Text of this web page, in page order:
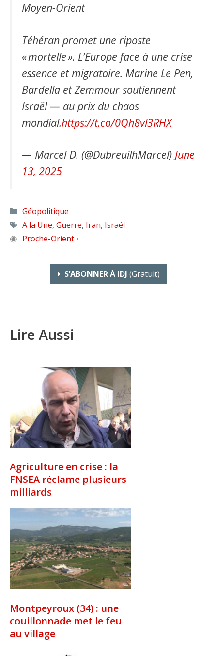
Moyen-Orient
Téhéran promet une riposte
« mortelle ». L’Europe face à une crise
essence et migratoire. Marine Le Pen,
Bardella et Zemmour soutiennent
Israël — au prix du chaos
mondial.https://t.co/0Qh8vl3RHX
— Marcel D. (@DubreuilhMarcel) June
13, 2025
Catégories
Géopolitique
Étiquettes
A la Une, Guerre, Iran, Israël
◉ Proche-Orient •
S’ABONNER À IDJ (gratuit)
Lire Aussi
Agriculture en crise : la
FNSEA réclame plusieurs
milliards
Montpeyroux (34) : une
couillonnade met le feu
au village